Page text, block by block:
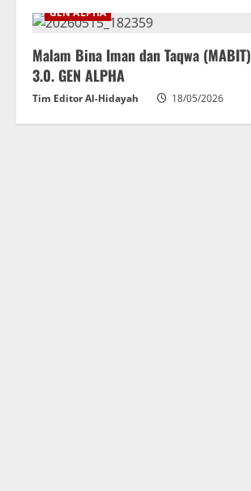
GEN ALPHA
Malam Bina Iman dan Taqwa (MABIT)
3.0. GEN ALPHA
Tim Editor Al-Hidayah 18/05/2026